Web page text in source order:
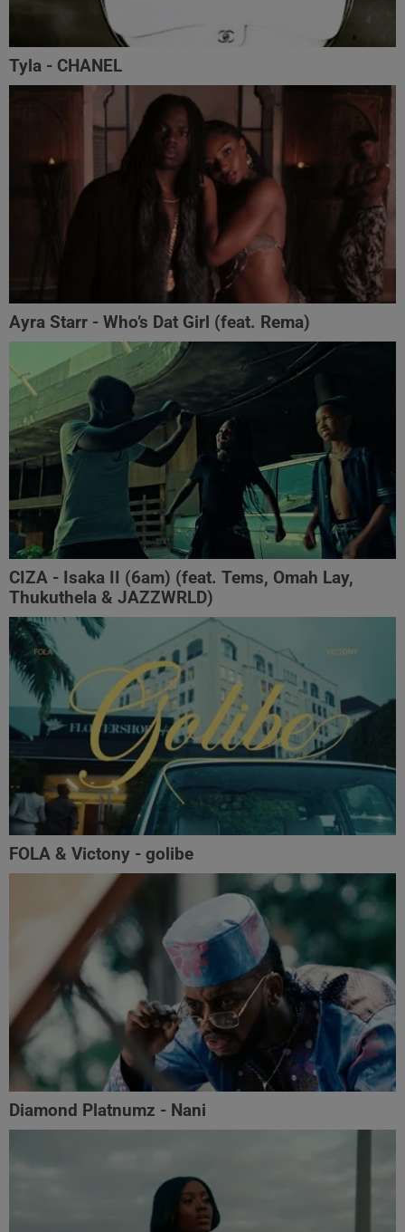
Tyla - CHANEL
Ayra Starr - Who’s Dat Girl (feat. Rema)
CIZA - Isaka II (6am) (feat. Tems, Omah Lay,
Thukuthela & JAZZWRLD)
FOLA & Victony - golibe
Diamond Platnumz - Nani